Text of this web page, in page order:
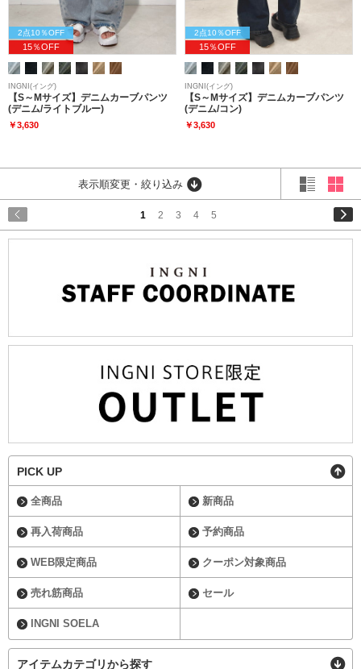
2点10％OFF
15％OFF
INGNI(イング)
【S～Mサイズ】デニムカーブパンツ
(デニム/ライトブルー)
￥3,630
2点10％OFF
15％OFF
INGNI(イング)
【S～Mサイズ】デニムカーブパンツ
(デニム/コン)
￥3,630
表示順変更・絞り込み
1 2 3 4 5
PICK UP
全商品 新商品
再入荷商品 予約商品
WEB限定商品 クーポン対象商品
売れ筋商品 セール
INGNI SOELA
アイテムカテゴリから探す